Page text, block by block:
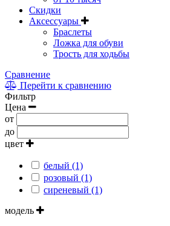
Скидки
Аксессуары
Браслеты
Ложка для обуви
Трость для ходьбы
Сравнение
Перейти к сравнению
Фильтр
Цена
от
до
цвет
белый (1)
розовый (1)
сиреневый (1)
модель